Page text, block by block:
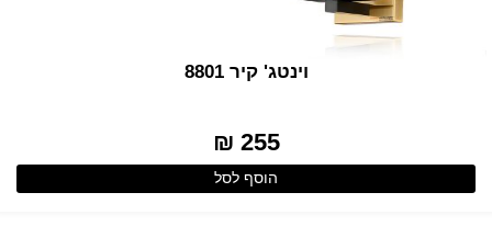
וינטג' קיר 8801
255 ₪
הוסף לסל